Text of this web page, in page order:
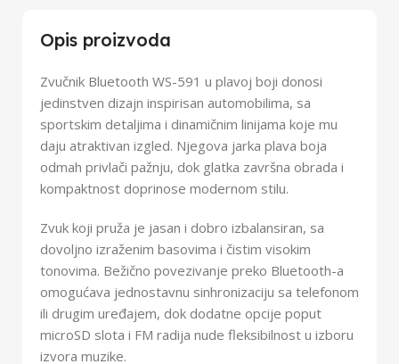
Opis proizvoda
Zvučnik Bluetooth WS-591 u plavoj boji donosi
jedinstven dizajn inspirisan automobilima, sa
sportskim detaljima i dinamičnim linijama koje mu
daju atraktivan izgled. Njegova jarka plava boja
odmah privlači pažnju, dok glatka završna obrada i
kompaktnost doprinose modernom stilu.
Zvuk koji pruža je jasan i dobro izbalansiran, sa
dovoljno izraženim basovima i čistim visokim
tonovima. Bežično povezivanje preko Bluetooth-a
omogućava jednostavnu sinhronizaciju sa telefonom
ili drugim uređajem, dok dodatne opcije poput
microSD slota i FM radija nude fleksibilnost u izboru
izvora muzike.